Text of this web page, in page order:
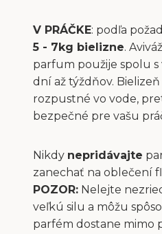
V PRÁČKE: podľa
5 - 7kg bielizne.
parfum použije spolu
dní až týždňov.
rozpustné vo vode,
bezpečné pre vašu
Nikdy nepridávajte
zanechať na oblečení
POZOR:Nelejte
veľkú silu a môžu
parfém dostane mimo